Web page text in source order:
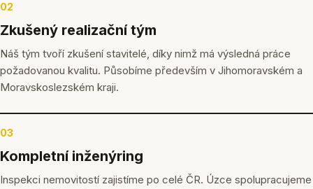
02
Zkušený realizační tým
Náš tým tvoří zkušení stavitelé, díky nimž má výsledná práce
požadovanou kvalitu. Působíme především v Jihomoravském a
Moravskoslezském kraji.
03
Kompletní inženýring
Inspekci nemovitostí zajistíme po celé ČR. Úzce spolupracujeme